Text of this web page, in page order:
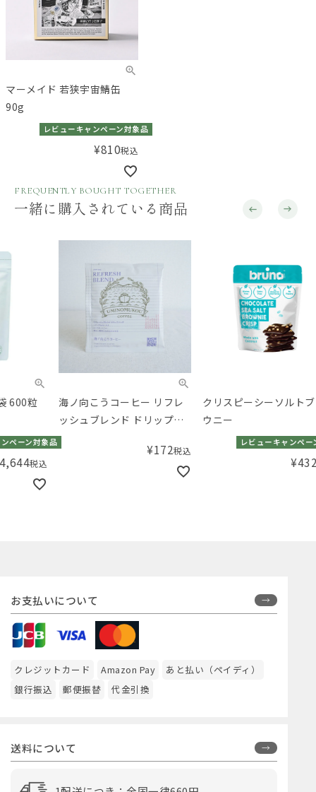
マーメイド 若狭宇宙鯖缶
90g
レビューキャンペーン対象品
¥810税込
FREQUENTLY BOUGHT TOGETHER
一緒に購入されている商品
海ノ向こうコーヒー リフレ
ッシュブレンド ドリップバ
ッグ
クリスピーシーソルトブラ
ウニー
レビューキャンペーン対象品
う